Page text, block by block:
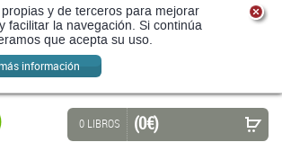
propias y de terceros para mejorar
facilitar la navegación. Si continúa
que acepta su uso.
información
0 LIBROS (0 €)